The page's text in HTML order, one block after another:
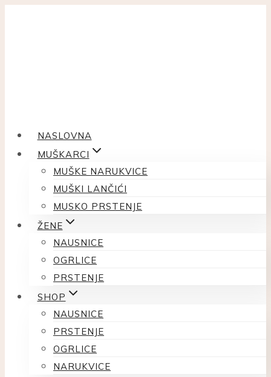
NASLOVNA
MUŠKARCI
MUŠKE NARUKVICE
MUŠKI LANČIĆI
MUSKO PRSTENJE
ŽENE
NAUSNICE
OGRLICE
PRSTENJE
SHOP
NAUSNICE
PRSTENJE
OGRLICE
NARUKVICE